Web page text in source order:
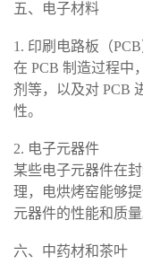
五、电子材料
1. 印刷电路板（PCB
在 PCB 制造过程中
剂等，以及对 PCB
性。
2. 电子元器件
某些电子元器件在
理，电烘烤窑能够
元器件的性能和质量
六、中药材和茶叶